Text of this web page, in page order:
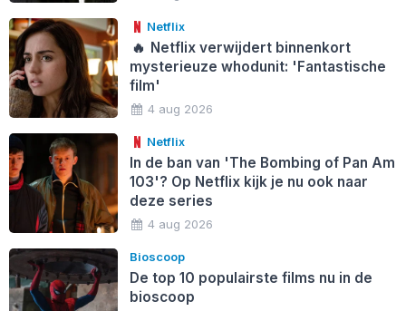
Netflix
🔥 Netflix verwijdert binnenkort
mysterieuze whodunit: 'Fantastische
film'
4 aug 2026
Netflix
In de ban van 'The Bombing of Pan Am
103'? Op Netflix kijk je nu ook naar
deze series
4 aug 2026
Bioscoop
De top 10 populairste films nu in de
bioscoop